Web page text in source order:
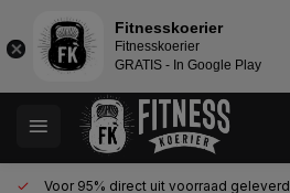
Voor 95% direct uit voorraad geleverd
Fitnesskoerier
Fitnesskoerier
GRATIS - In Google Play